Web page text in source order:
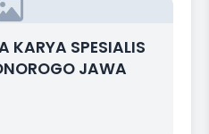
KARYA SPESIALIS
JAWA